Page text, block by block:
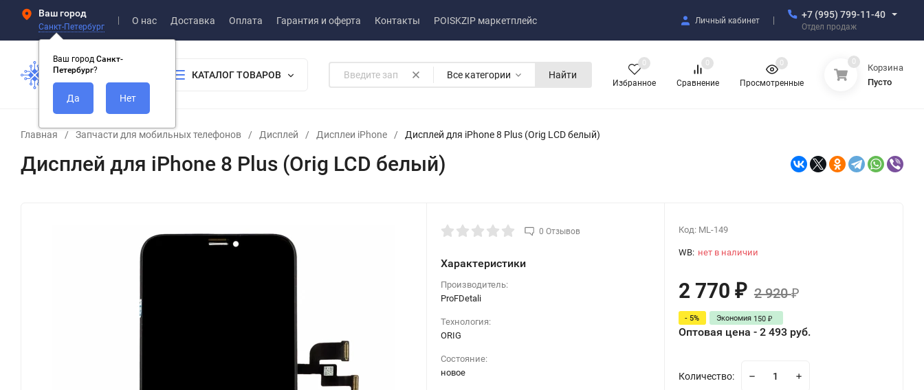
Ваш город
Санкт-Петербург
Ваш город Санкт-
Петербург?
О нас Доставка Оплата Гарантия и оферта Контакты POISKZIP маркетплейс Личный кабинет
+7 (995) 799-11-40
Отдел продаж
КАТАЛОГ ТОВАРОВ Все категории Найти
Избранное
0
Сравнение
0
Просмотренные
0 0
Корзина
Пусто
Главная / Запчасти для мобильных телефонов / Дисплей / Дисплеи iPhone / Дисплей для iPhone 8 Plus (Orig LCD белый)
Дисплей для iPhone 8 Plus (Orig LCD белый)
0 Отзывов
Характеристики
Производитель:
ProFDetali
Технология:
ORIG
Состояние:
новое
Код: ML-149
WB: нет в наличии
2 770 ₽ 2 920₽
- 5% Экономия 150 ₽
Оптовая цена - 2 493 руб.
Количество: